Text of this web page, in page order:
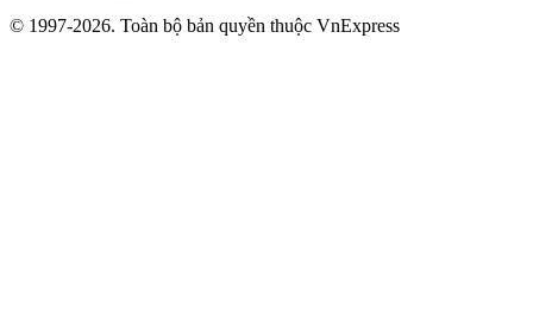
© 1997-2026. Toàn bộ bản quyền thuộc VnExpress